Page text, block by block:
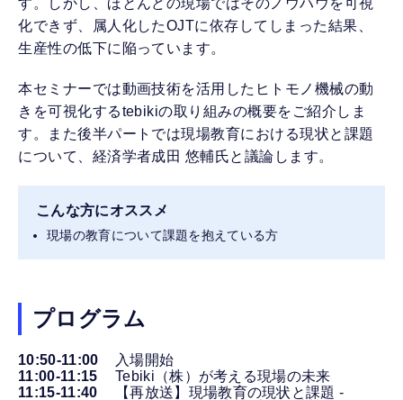
す。しかし、ほとんどの現場ではそのノウハウを可視
化できず、属人化したOJTに依存してしまった結果、
生産性の低下に陥っています。
本セミナーでは動画技術を活用したヒトモノ機械の動
きを可視化するtebikiの取り組みの概要をご紹介しま
す。また後半パートでは現場教育における現状と課題
について、経済学者成田 悠輔氏と議論します。
こんな方にオススメ
現場の教育について課題を抱えている方
プログラム
10:50-11:00
入場開始
11:00-11:15
Tebiki（株）が考える現場の未来
11:15-11:40
【再放送】現場教育の現状と課題 -